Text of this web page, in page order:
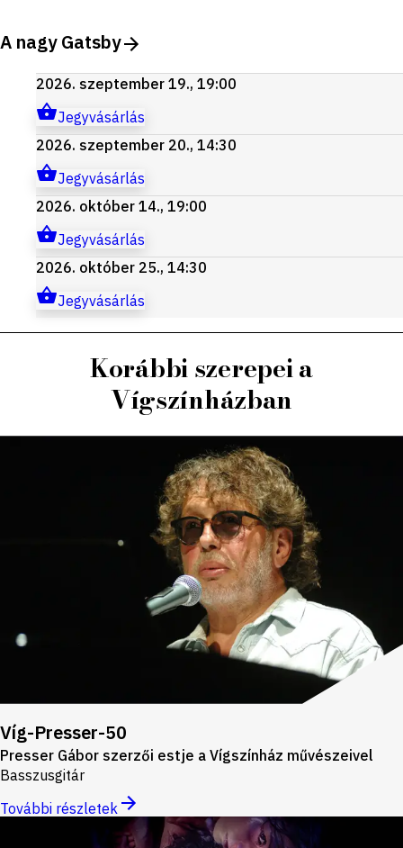
A nagy Gatsby
2026. szeptember 19., 19:00
Jegyvásárlás
2026. szeptember 20., 14:30
Jegyvásárlás
2026. október 14., 19:00
Jegyvásárlás
2026. október 25., 14:30
Jegyvásárlás
Korábbi szerepei a
Vígszínházban
Víg-Presser-50
Presser Gábor szerzői estje a Vígszínház művészeivel
Basszusgitár
További részletek